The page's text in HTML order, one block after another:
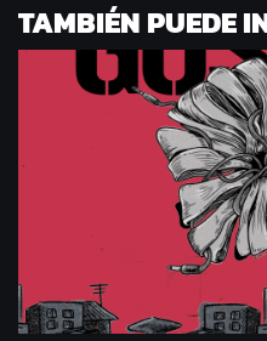
TAMBIÉN PUEDE